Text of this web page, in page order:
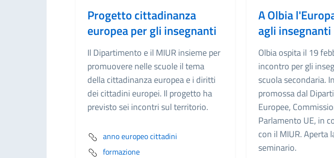
Progetto cittadinanza
europea per gli insegnanti
Il Dipartimento e il MIUR insieme per
promuovere nelle scuole il tema
della cittadinanza europea e i diritti
dei cittadini europei. Il progetto ha
previsto sei incontri sul territorio.
anno europeo cittadini
formazione
A Olbia
agli insegnanti
Olbia ospita il 19
incontro per gli
scuola secondaria.
promossa dal
Europee,
Parlamento UE, in
con il MIUR. Aperta
seminario.